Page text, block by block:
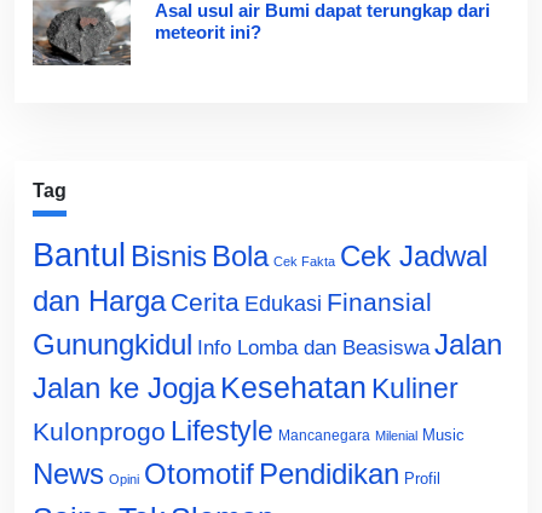
Asal usul air Bumi dapat terungkap dari
meteorit ini?
Tag
Bantul Bisnis Bola Cek Fakta Cek Jadwal
dan Harga Cerita Edukasi Finansial
Gunungkidul Info Lomba dan Beasiswa Jalan
Jalan ke Jogja Kesehatan Kuliner
Kulonprogo Lifestyle Mancanegara Milenial Music
News Opini Otomotif Pendidikan Profil